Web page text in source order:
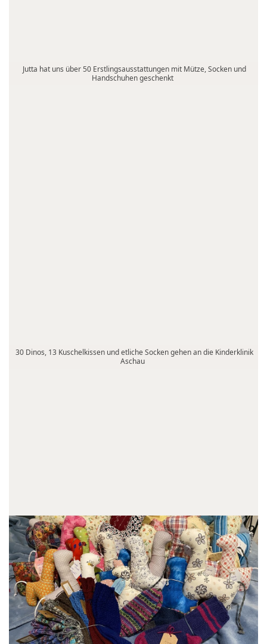
Jutta hat uns über 50 Erstlingsausstattungen mit Mütze, Socken und
Handschuhen geschenkt
30 Dinos, 13 Kuschelkissen und etliche Socken gehen an die Kinderklinik
Aschau